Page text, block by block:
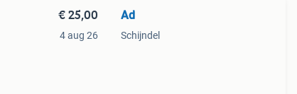
€ 25,00
4 aug 26
Ad
Schijndel